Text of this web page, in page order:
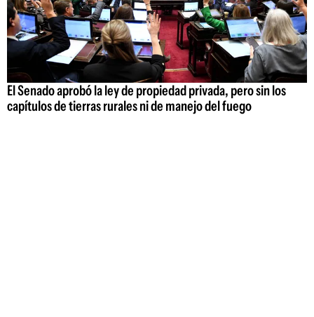
El Senado aprobó la ley de propiedad privada, pero sin los
capítulos de tierras rurales ni de manejo del fuego